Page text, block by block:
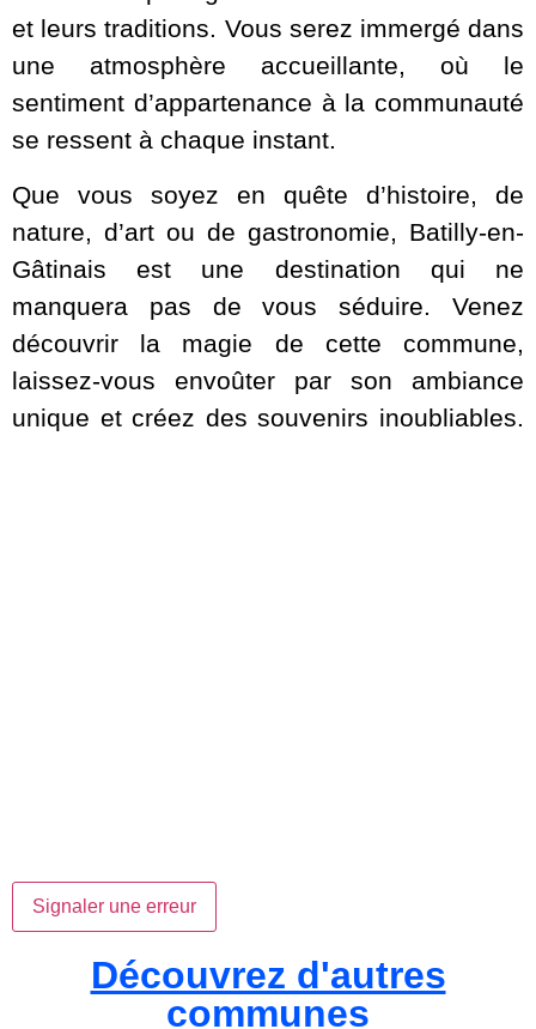
et leurs traditions. Vous serez immergé dans
une atmosphère accueillante, où le
sentiment d’appartenance à la communauté
se ressent à chaque instant.
Que vous soyez en quête d’histoire, de
nature, d’art ou de gastronomie, Batilly-en-
Gâtinais est une destination qui ne
manquera pas de vous séduire. Venez
découvrir la magie de cette commune,
laissez-vous envoûter par son ambiance
unique et créez des souvenirs inoubliables.
Signaler une erreur
Découvrez d'autres
communes